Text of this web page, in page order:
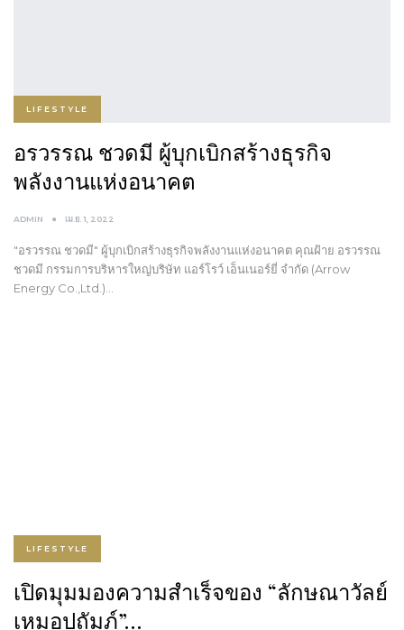
LIFESTYLE
อรวรรณ ชวดมี ผู้บุกเบิกสร้างธุรกิจ
พลังงานแห่งอนาคต
ADMIN เม.ย. 1, 2022
"อรวรรณ ชวดมี" ผู้บุกเบิกสร้างธุรกิจพลังงานแห่งอนาคต คุณฝ้าย อรวรรณ
ชวดมี กรรมการบริหารใหญ่บริษัท แอร์โรว์ เอ็นเนอร์ยี่ จำกัด (Arrow
Energy Co.,Ltd.)…
LIFESTYLE
เปิดมุมมองความสำเร็จของ “ลักษณาวัลย์
เหมอุปถัมภ์”…